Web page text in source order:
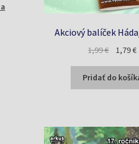
Akciový balíček
1,99€
Pôvodná
bola:
1,99 €.
1,79€
Pridať do